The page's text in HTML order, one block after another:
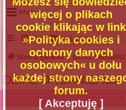
Menu
Portal
Facebook
Regulamin
Zapytaj administratora
Kontakt
FAQ Kontakt z nami
Strona główna DZIAŁ
DZIAŁ ORGANIZACJI
więcej o plikach
cookie klikając w link
»Polityka cookies i
ochrony danych
osobowych« u dołu
każdej strony
forum.
[ Akceptuję ]